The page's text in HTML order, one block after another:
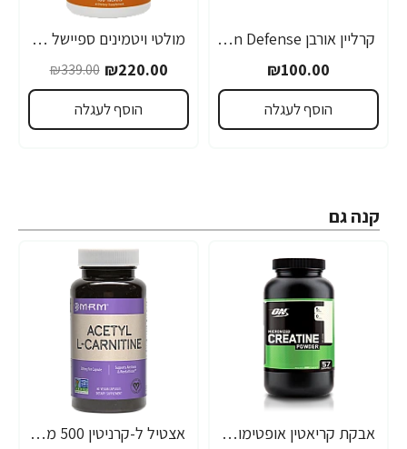
קרליין אורבן Urban Defense קרם יום SPF25 לעור פנים 50 מ"ל - מבית CARELINE
₪100.00
הוסף לעגלה
-35%
מולטי ויטמינים ספיישל טו 180 טבליות - מבית NOW FOODS
₪220.00
₪339.00
הוסף לעגלה
קנה גם
-26%
אבקת קריאטין אופטימום מנות 300 גרם - מבית Optimum Nutrition
-31%
אצטיל ל-קרניטין 500 מ"ג - 60 כמוסות